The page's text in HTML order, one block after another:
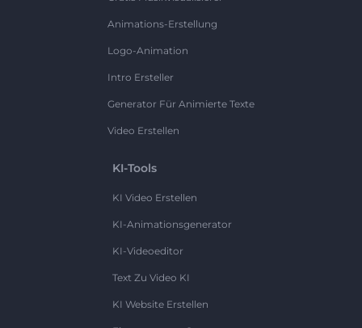
Animations-Erstellung
Logo-Animation
Intro Ersteller
Generator Für Animierte Texte
Video Erstellen
KI-Tools
KI Video Erstellen
KI-Animationsgenerator
KI-Videoeditor
Text Zu Video KI
KI Website Erstellen